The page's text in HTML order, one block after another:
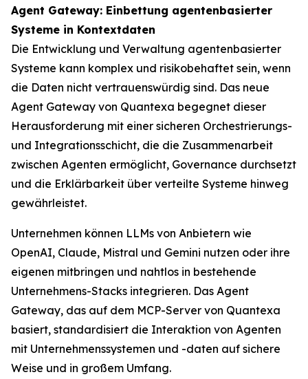
Agent Gateway: Einbettung agentenbasierter
Systeme in Kontextdaten
Die Entwicklung und Verwaltung agentenbasierter
Systeme kann komplex und risikobehaftet sein, wenn
die Daten nicht vertrauenswürdig sind. Das neue
Agent Gateway von Quantexa begegnet dieser
Herausforderung mit einer sicheren Orchestrierungs-
und Integrationsschicht, die die Zusammenarbeit
zwischen Agenten ermöglicht, Governance durchsetzt
und die Erklärbarkeit über verteilte Systeme hinweg
gewährleistet.
Unternehmen können LLMs von Anbietern wie
OpenAI, Claude, Mistral und Gemini nutzen oder ihre
eigenen mitbringen und nahtlos in bestehende
Unternehmens-Stacks integrieren. Das Agent
Gateway, das auf dem MCP-Server von Quantexa
basiert, standardisiert die Interaktion von Agenten
mit Unternehmenssystemen und -daten auf sichere
Weise und in großem Umfang.